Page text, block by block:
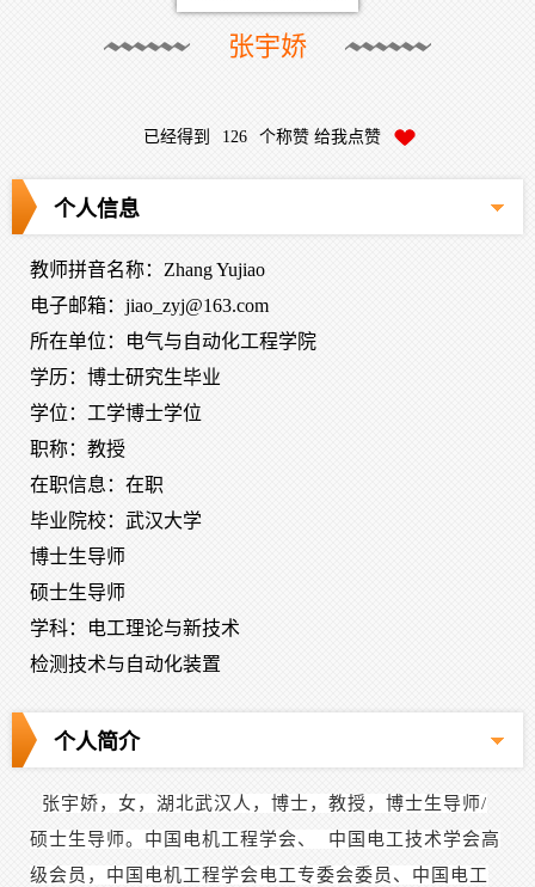
张宇娇
已经得到 126 个称赞 给我点赞
个人信息
教师拼音名称：Zhang Yujiao
电子邮箱： jiao_zyj@163.com
所在单位：电气与自动化工程学院
学历：博士研究生毕业
学位：工学博士学位
职称：教授
在职信息：在职
毕业院校：武汉大学
博士生导师
硕士生导师
学科：电工理论与新技术
检测技术与自动化装置
个人简介
张宇娇，女，湖北武汉人，博士，教授，博士生导师/
硕士生导师。中国电机工程学会、
中国电工技术学会高
级会员，中国电机工程学会电工专委会委员、中国电工